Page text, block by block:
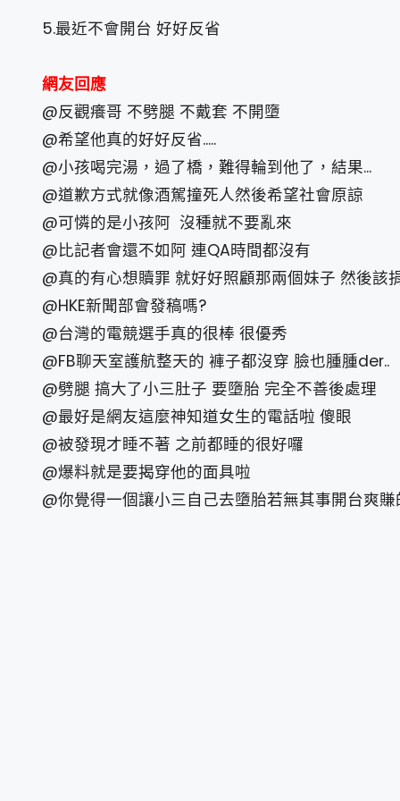
5.最近不會開台 好好反省
網友回應
@反觀癢哥 不劈腿 不戴套 不開墮
@希望他真的好好反省.....
@小孩喝完湯，過了橋，難得輪到他了，結果...
@道歉方式就像酒駕撞死人然後希望社會原諒
@可憐的是小孩阿 沒種就不要亂來
@比記者會還不如阿 連QA時間都沒有
@真的有心想贖罪 就好好照顧那兩個妹子 然後該
@HKE新聞部會發稿嗎?
@台灣的電競選手真的很棒 很優秀
@FB聊天室護航整天的 褲子都沒穿 臉也腫腫der..
@劈腿 搞大了小三肚子 要墮胎 完全不善後處理
@最好是網友這麼神知道女生的電話啦 傻眼
@被發現才睡不著 之前都睡的很好囉
@爆料就是要揭穿他的面具啦
@你覺得一個讓小三自己去墮胎若無其事開台爽賺